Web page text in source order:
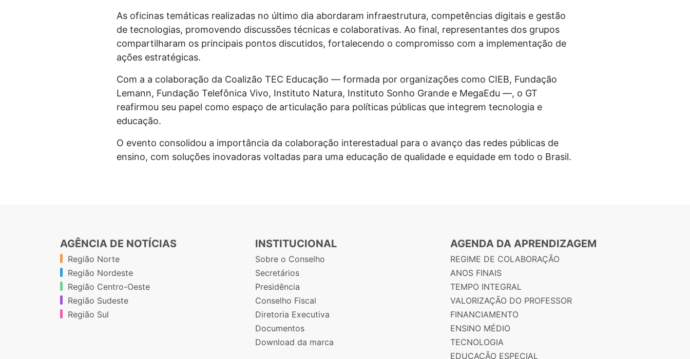
As oficinas temáticas realizadas no último dia abordaram infraestrutura, competências digitais e gestão
de tecnologias, promovendo discussões técnicas e colaborativas. Ao final, representantes dos grupos
compartilharam os principais pontos discutidos, fortalecendo o compromisso com a implementação de
ações estratégicas.
Com a a colaboração da Coalizão TEC Educação — formada por organizações como CIEB, Fundação
Lemann, Fundação Telefônica Vivo, Instituto Natura, Instituto Sonho Grande e MegaEdu —, o GT
reafirmou seu papel como espaço de articulação para políticas públicas que integrem tecnologia e
educação.
O evento consolidou a importância da colaboração interestadual para o avanço das redes públicas de
ensino, com soluções inovadoras voltadas para uma educação de qualidade e equidade em todo o Brasil.
AGÊNCIA DE NOTÍCIAS
Região Norte
Região Nordeste
Região Centro-Oeste
Região Sudeste
Região Sul
INSTITUCIONAL
Sobre o Conselho
Secretários
Presidência
Conselho Fiscal
Diretoria Executiva
Documentos
Download da marca
AGENDA DA APRENDIZAGEM
REGIME DE COLABORAÇÃO
ANOS FINAIS
TEMPO INTEGRAL
VALORIZAÇÃO DO PROFESSOR
FINANCIAMENTO
ENSINO MÉDIO
TECNOLOGIA
EDUCAÇÃO ESPECIAL